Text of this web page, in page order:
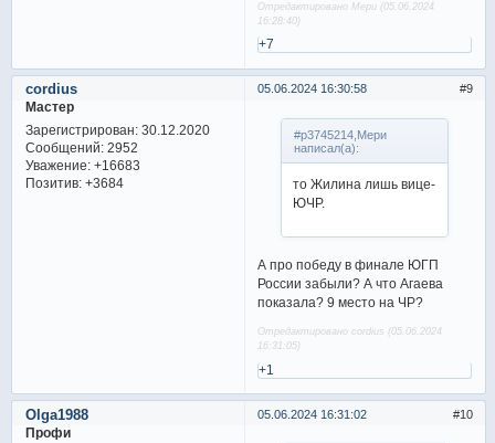
Отредактировано Мери (05.06.2024
16:28:40)
+7
9
05.06.2024 16:30:58
cordius
Мастер
Зарегистрирован: 30.12.2020
Сообщений:2952
Уважение: +16683
Позитив: +3684
#p3745214,Мери
написал(а):
то Жилина лишь вице-
ЮЧР.
А про победу в финале ЮГП
России забыли? А что Агаева
показала? 9 место на ЧР?
Отредактировано cordius (05.06.2024
16:31:05)
+1
10
05.06.2024 16:31:02
Olga1988
Профи